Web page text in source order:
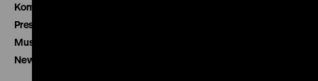
Kontakt
Presse
Museumsverein
Newsletter